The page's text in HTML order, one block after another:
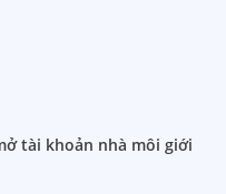
tài khoản nhà môi giới